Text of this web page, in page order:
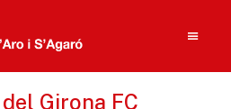
Girona FC